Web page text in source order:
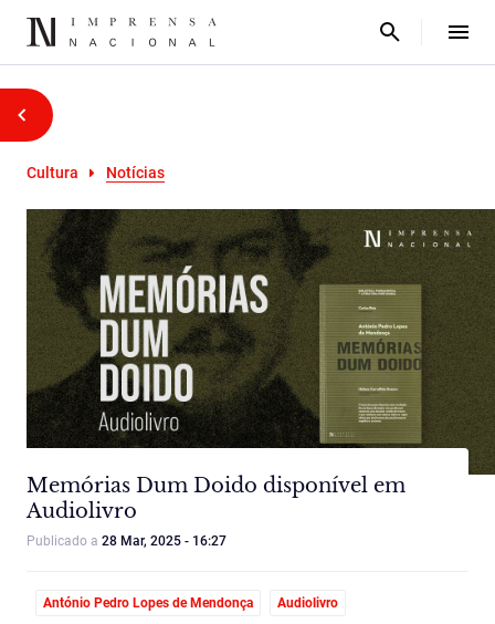
Cultura Notícias
Memórias Dum Doido disponível em
Audiolivro
Publicado a 28 Mar, 2025 - 16:27
António Pedro Lopes de Mendonça Audiolivro